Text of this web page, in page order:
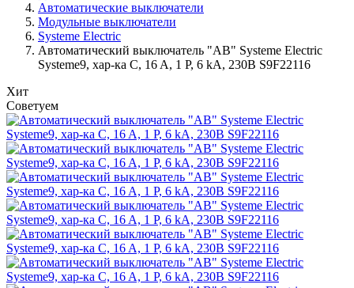
Автоматические выключатели
Модульные выключатели
Systeme Electric
Автоматический выключатель "АВ" Systeme Electric
Systeme9, хар-ка C, 16 A, 1 P, 6 kA, 230В S9F22116
Хит
Советуем